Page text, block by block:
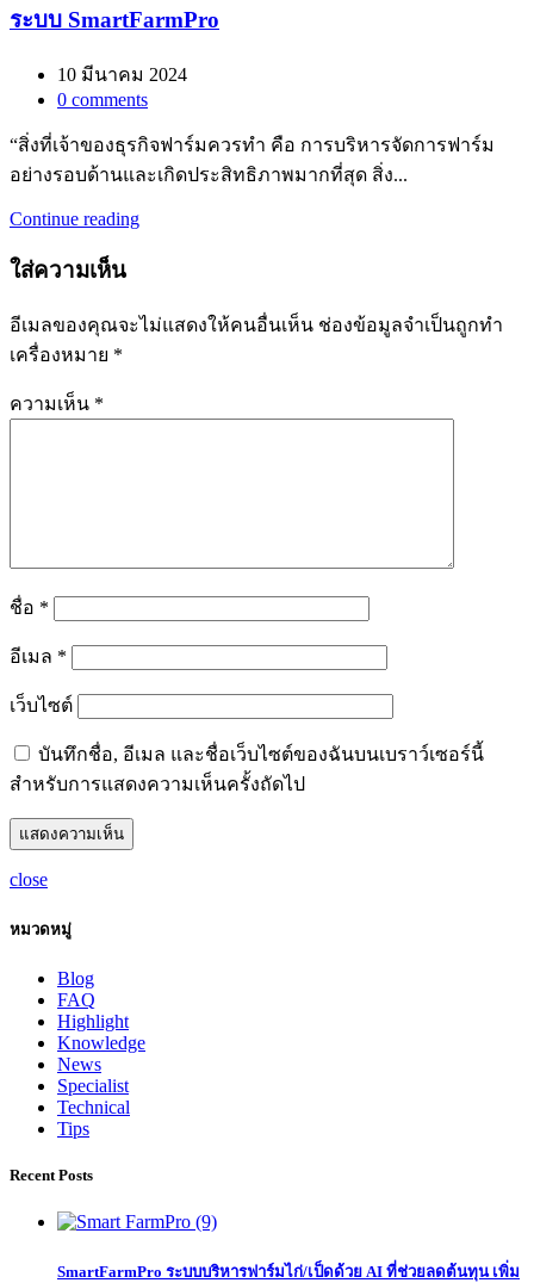
ระบบ SmartFarmPro
10 มีนาคม 2024
0 comments
“สิ่งที่เจ้าของธุรกิจฟาร์มควรทำ คือ การบริหารจัดการฟาร์ม
อย่างรอบด้านและเกิดประสิทธิภาพมากที่สุด สิ่ง...
Continue reading
ใส่ความเห็น
อีเมลของคุณจะไม่แสดงให้คนอื่นเห็น ช่องข้อมูลจำเป็นถูกทำ
เครื่องหมาย *
ความเห็น *
ชื่อ *
อีเมล *
เว็บไซต์
บันทึกชื่อ, อีเมล และชื่อเว็บไซต์ของฉันบนเบราว์เซอร์นี้
สำหรับการแสดงความเห็นครั้งถัดไป
close
หมวดหมู่
Blog
FAQ
Highlight
Knowledge
News
Specialist
Technical
Tips
Recent Posts
SmartFarmPro ระบบบริหารฟาร์มไก่/เป็ดด้วย AI ที่ช่วยลดต้นทุน เพิ่ม